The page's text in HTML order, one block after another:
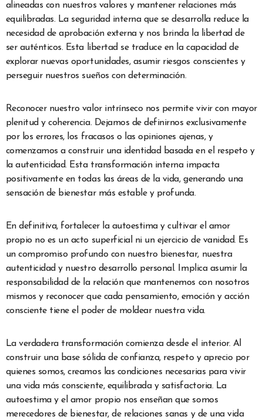
alineadas con nuestros valores y mantener relaciones más
equilibradas. La seguridad interna que se desarrolla reduce la
necesidad de aprobación externa y nos brinda la libertad de
ser auténticos. Esta libertad se traduce en la capacidad de
explorar nuevas oportunidades, asumir riesgos conscientes y
perseguir nuestros sueños con determinación.
Reconocer nuestro valor intrínseco nos permite vivir con mayor
plenitud y coherencia. Dejamos de definirnos exclusivamente
por los errores, los fracasos o las opiniones ajenas, y
comenzamos a construir una identidad basada en el respeto y
la autenticidad. Esta transformación interna impacta
positivamente en todas las áreas de la vida, generando una
sensación de bienestar más estable y profunda.
En definitiva, fortalecer la autoestima y cultivar el amor
propio no es un acto superficial ni un ejercicio de vanidad. Es
un compromiso profundo con nuestro bienestar, nuestra
autenticidad y nuestro desarrollo personal. Implica asumir la
responsabilidad de la relación que mantenemos con nosotros
mismos y reconocer que cada pensamiento, emoción y acción
consciente tiene el poder de moldear nuestra vida.
La verdadera transformación comienza desde el interior. Al
construir una base sólida de confianza, respeto y aprecio por
quienes somos, creamos las condiciones necesarias para vivir
una vida más consciente, equilibrada y satisfactoria. La
autoestima y el amor propio nos enseñan que somos
merecedores de bienestar, de relaciones sanas y de una vida